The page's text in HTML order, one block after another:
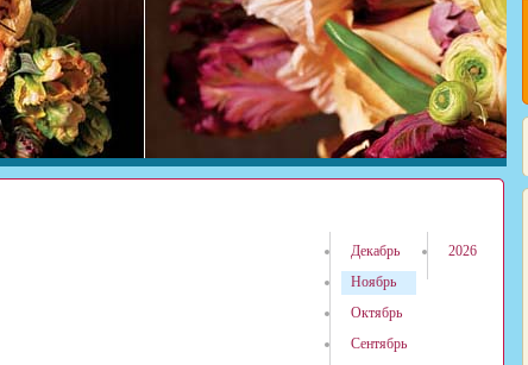
2026
Декабрь
Ноябрь
Октябрь
Сентябрь